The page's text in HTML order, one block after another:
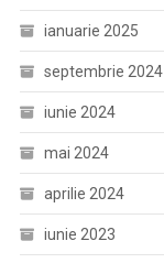
ianuarie 2025
septembrie 2024
iunie 2024
mai 2024
aprilie 2024
iunie 2023